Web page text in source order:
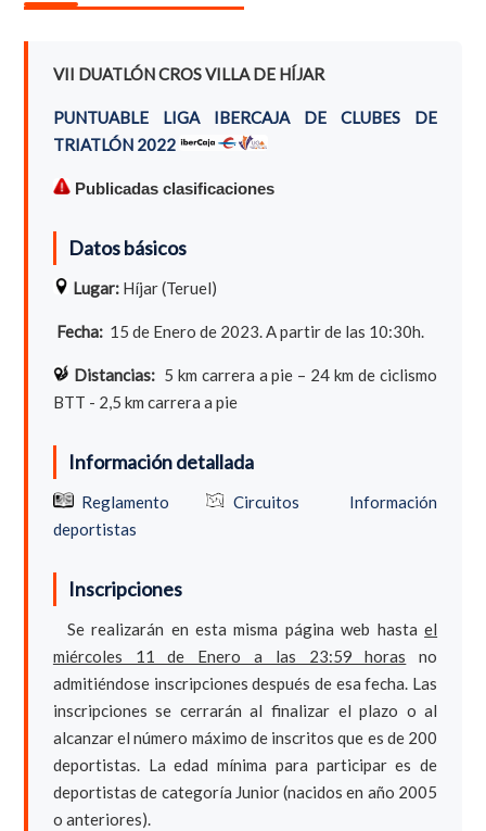
VII DUATLÓN CROS VILLA DE HÍJAR
PUNTUABLE LIGA IBERCAJA DE CLUBES DE
TRIATLÓN 2022
Publicadas clasificaciones
Datos básicos
Lugar:Híjar (Teruel)
Fecha: 15 de Enero de 2023. A partir de las 10:30h.
Distancias: 5 km carrera a pie – 24 km de ciclismo
BTT - 2,5 km carrera a pie
Información detallada
Reglamento Circuitos
Información
deportistas
Inscripciones
Se realizarán en esta misma página web hastael
miércoles 11 de Enero a las 23:59 horas no
admitiéndose inscripciones después de esa fecha. Las
inscripciones se cerrarán al finalizar el plazo o al
alcanzar el número máximo de inscritos que es de 200
deportistas. La edad mínima para participar es de
deportistas de categoría Junior (nacidos en año 2005
o anteriores).